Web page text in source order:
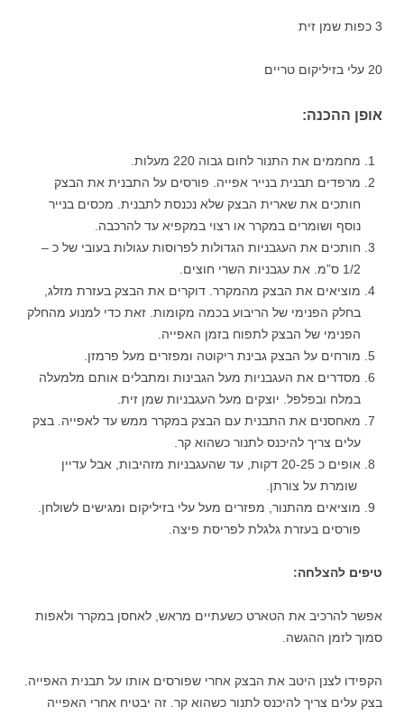
3 כפות שמן זית
20 עלי בזיליקום טריים
אופן ההכנה:
מחממים את התנור לחום גבוה 220 מעלות.
מרפדים תבנית בנייר אפייה. פורסים על התבנית את הבצק
חותכים את שארית הבצק שלא נכנסת לתבנית. מכסים בנייר
נוסף ושומרים במקרר או רצוי במקפיא עד להרכבה.
חותכים את העגבניות הגדולות לפרוסות עגולות בעובי של כ –
1/2 ס”מ. את עגבניות השרי חוצים.
מוציאים את הבצק מהמקרר. דוקרים את הבצק בעזרת מזלג,
בחלק הפנימי של הריבוע בכמה מקומות. זאת כדי למנוע מהחלק
הפנימי של הבצק לתפוח בזמן האפייה.
מורחים על הבצק גבינת ריקוטה ומפזרים מעל פרמזן.
מסדרים את העגבניות מעל הגבינות ומתבלים אותם מלמעלה
במלח ובפלפל. יוצקים מעל העגבניות שמן זית.
מאחסנים את התבנית עם הבצק במקרר ממש עד לאפייה. בצק
עלים צריך להיכנס לתנור כשהוא קר.
אופים כ 20-25 דקות, עד שהעגבניות מזהיבות, אבל עדיין
שומרת על צורתן.
מוציאים מהתנור, מפזרים מעל עלי בזיליקום ומגישים לשולחן.
פורסים בעזרת גלגלת לפריסת פיצה.
טיפים להצלחה:
אפשר להרכיב את הטארט כשעתיים מראש, לאחסן במקרר ולאפות
סמוך לזמן ההגשה.
הקפידו לצנן היטב את הבצק אחרי שפורסים אותו על תבנית האפייה.
בצק עלים צריך להיכנס לתנור כשהוא קר. זה יבטיח אחרי האפייה